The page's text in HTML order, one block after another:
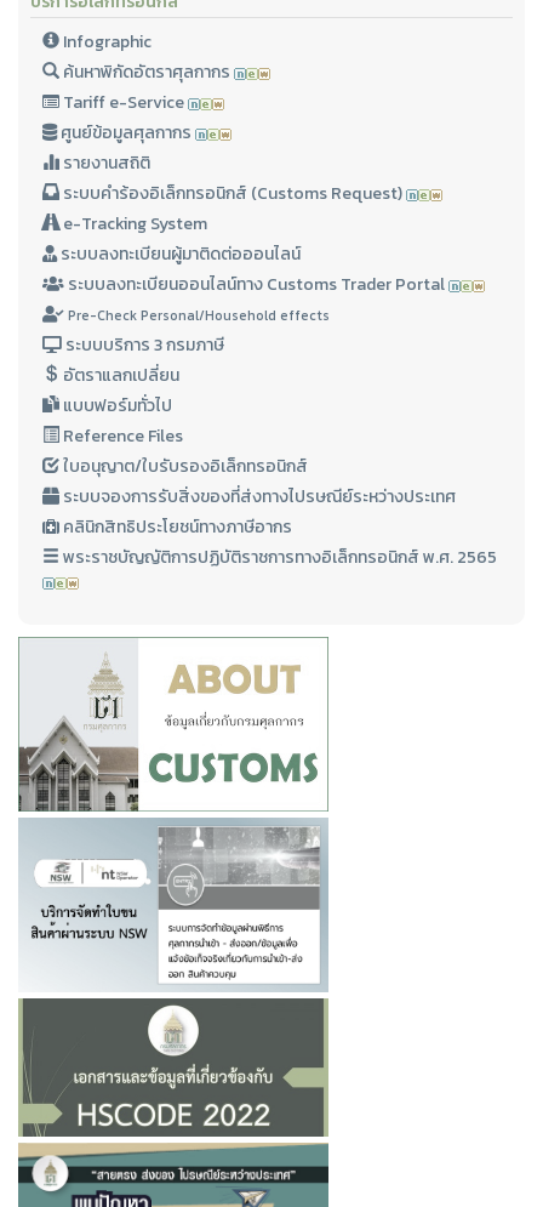
Infographic
ค้นหาพิกัดอัตราศุลกากร
Tariff e-Service
ศูนย์ข้อมูลศุลกากร
รายงานสถิติ
ระบบคำร้องอิเล็กทรอนิกส์ (Customs Request)
e-Tracking System
ระบบลงทะเบียนผู้มาติดต่อออนไลน์
ระบบลงทะเบียนออนไลน์ทาง Customs Trader Portal
Pre-Check Personal/Household effects
ระบบบริการ 3 กรมภาษี
อัตราแลกเปลี่ยน
แบบฟอร์มทั่วไป
Reference Files
ใบอนุญาต/ใบรับรองอิเล็กทรอนิกส์
ระบบจองการรับสิ่งของที่ส่งทางไปรษณีย์ระหว่างประเทศ
คลินิกสิทธิประโยชน์ทางภาษีอากร
พระราชบัญญัติการปฏิบัติราชการทางอิเล็กทรอนิกส์ พ.ศ. 2565